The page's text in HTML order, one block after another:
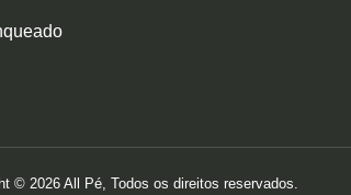
© 2026 All Pé, Todos os direitos reservados.